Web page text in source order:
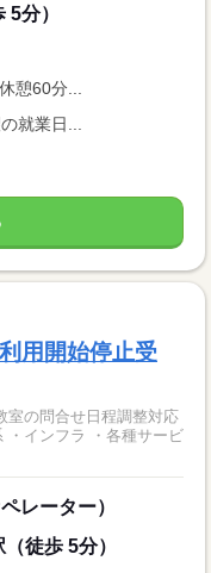
分）
憩60分...
就業日...
用開始停止受
レーター）
徒歩 5分）